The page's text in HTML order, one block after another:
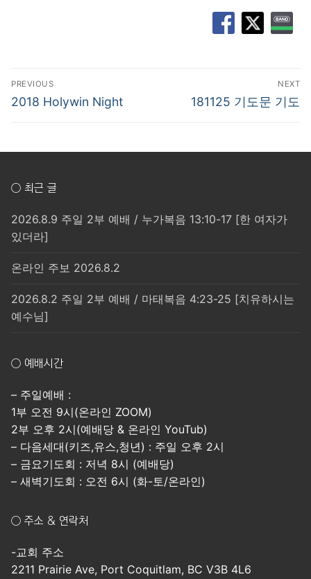
글
탐
PREVIOUS
Previous
2018 Holywin Night
NEXT
Next
181125 기도문 기도
○ 최근 글
2026.8.9 주일 2부 예배 / 누가복음 13:10-17 [한 여자가
있더라]
온라인 주보 2026.8.2
2026.8.2 주일 2부 예배 / 마태복음 4:23-25 [치유하시는
예수님]
○ 예배시간
– 주일예배 :
1부 오전 9시(온라인 ZOOM)
2부 오후 2시(예배당 & 온라인 YouTub)
– 다음세대(키즈,유스,청년) : 주일 오후 2시
– 금요기도회 : 저녁 8시 (예배당)
– 새벽기도회 : 오전 6시 (화-토/온라인)
○ 주소 & 연락처
-교회 주소
2211 Prairie Ave, Port Coquitlam, BC V3B 4L6